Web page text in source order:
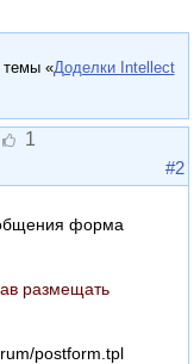
темы «Доделки Intellect
1
#2
форма
размещать
postform.tpl